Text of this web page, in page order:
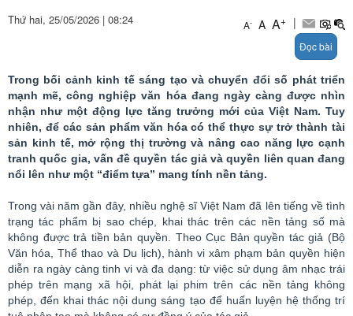
giới
Thứ hai, 25/05/2026 | 08:24 A- A A+ |
Đọc bài
Trong bối cảnh kinh tế sáng tạo và chuyển đổi số phát triển
mạnh mẽ, công nghiệp văn hóa đang ngày càng được nhìn
nhận như một động lực tăng trưởng mới của Việt Nam. Tuy
nhiên, để các sản phẩm văn hóa có thể thực sự trở thành tài
sản kinh tế, mở rộng thị trường và nâng cao năng lực cạnh
tranh quốc gia, vấn đề quyền tác giả và quyền liên quan đang
nổi lên như một “điểm tựa” mang tính nền tảng.
Trong vài năm gần đây, nhiều nghệ sĩ Việt Nam đã lên tiếng về tình
trạng tác phẩm bị sao chép, khai thác trên các nền tảng số mà
không được trả tiền bản quyền. Theo Cục Bản quyền tác giả (Bộ
Văn hóa, Thể thao và Du lịch), hành vi xâm phạm bản quyền hiện
diễn ra ngày càng tinh vi và đa dạng: từ việc sử dụng âm nhạc trái
phép trên mạng xã hội, phát lại phim trên các nền tảng không
phép, đến khai thác nội dung sáng tạo để huấn luyện hệ thống trí